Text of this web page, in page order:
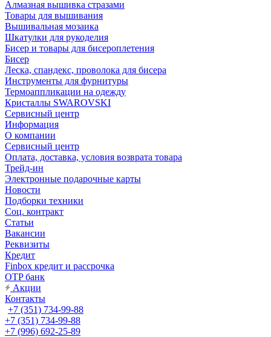
Алмазная вышивка стразами
Товары для вышивания
Вышивальная мозаика
Шкатулки для рукоделия
Бисер и товары для бисероплетения
Бисер
Леска, спандекс, проволока для бисера
Инструменты для фурнитуры
Термоаппликации на одежду
Кристаллы SWAROVSKI
Сервисный центр
Информация
О компании
Сервисный центр
Оплата, доставка, условия возврата товара
Трейд-ин
Электронные подарочные карты
Новости
Подборки техники
Соц. контракт
Статьи
Вакансии
Реквизиты
Кредит
Finbox кредит и рассрочка
OTP банк
Акции
Контакты
+7 (351) 734-99-88
+7 (351) 734-99-88
+7 (996) 692-25-89